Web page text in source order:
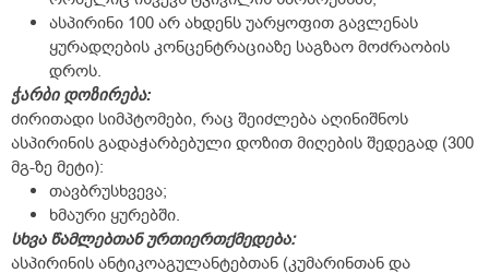
ასპირინი 100 არ ახდენს უარყოფით გავლენას
ყურადღების კონცენტრაციაზე საგზაო მოძრაობის
დროს.
ჭარბი დოზირება:
ძირითადი სიმპტომები, რაც შეიძლება აღინიშნოს
ასპირინის გადაჭარბებული დოზით მიღების შედეგად (300
მგ-ზე მეტი):
თავბრუსხვევა;
ხმაური ყურებში.
სხვა წამლებთან ურთიერთქმედება:
ასპირინის ანტიკოაგულანტებთან (კუმარინთან და